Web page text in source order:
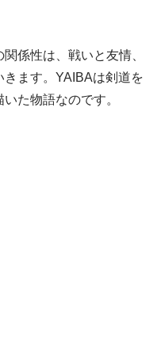
係性は、戦いと友情、
ます。YAIBAは剣道を
た物語なのです。